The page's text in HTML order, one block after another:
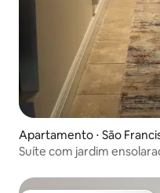
Apartamento ⋅ São
Suíte com jardim